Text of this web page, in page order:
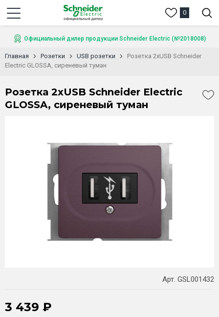
0
Официальный дилер продукции Schneider Electric (№2018008)
Главная Розетки USB розетки
Розетка 2xUSB Schneider
Electric GLOSSA, сиреневый туман
Розетка 2xUSB Schneider Electric
GLOSSA, сиреневый туман
Арт. GSL001432
3 439 ₽